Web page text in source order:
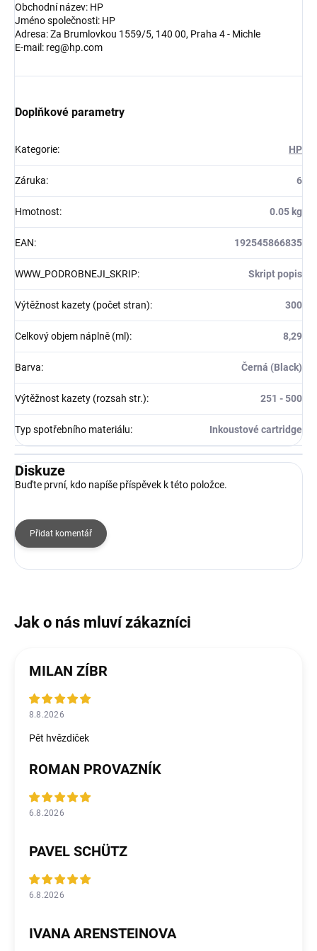
Obchodní název: HP
Jméno společnosti: HP
Adresa: Za Brumlovkou 1559/5, 140 00, Praha 4 - Michle
E-mail: reg@hp.com
Doplňkové parametry
Kategorie: HP
Záruka: 6
Hmotnost: 0.05 kg
EAN: 192545866835
WWW_PODROBNEJI_SKRIP: Skript popis
Výtěžnost kazety (počet stran): 300
Celkový objem náplně (ml): 8,29
Barva: Černá (Black)
Výtěžnost kazety (rozsah str.): 251 - 500
Typ spotřebního materiálu: Inkoustové cartridge
Diskuze
Buďte první, kdo napíše příspěvek k této položce.
Přidat komentář
MILAN ZÍBR
8.8.2026
Pět hvězdiček
ROMAN PROVAZNÍK
6.8.2026
PAVEL SCHÜTZ
6.8.2026
IVANA ARENSTEINOVA